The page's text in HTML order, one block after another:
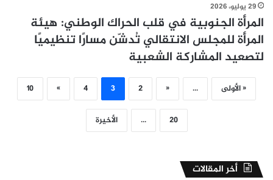
29 يوليو، 2026
المرأة الجنوبية في قلب الحراك الوطني: هيئة
المرأة للمجلس الانتقالي تُدشّن مسارًا تنظيميًا
لتصعيد المشاركة الشعبية
« الأولى ...
«
2
3
4
»
10
20
... الأخيرة
أخر المقالات